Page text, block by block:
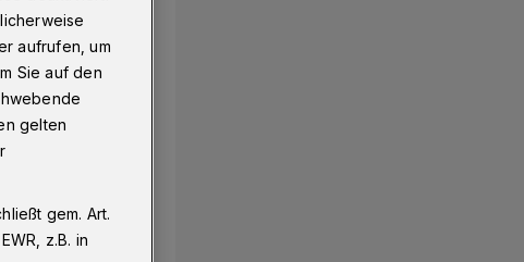
aufrufen, um
Sie auf den
gelten
gem. Art.
z.B. in